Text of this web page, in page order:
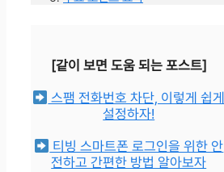
[같이 보면 도움 되는 포스트]
스팸 전화번호 차단, 이렇게 쉽게
설정하자!
티빙 스마트폰 로그인을 위한 안
전하고 간편한 방법 알아보자